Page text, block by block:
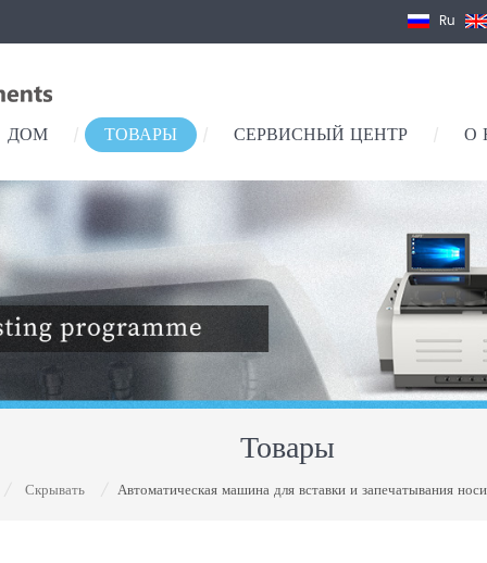
Ru
ДОМ / ТОВАРЫ / СЕРВИСНЫЙ ЦЕНТР / О
Товары
Скрывать Автоматическая машина для вставки и запечатывания